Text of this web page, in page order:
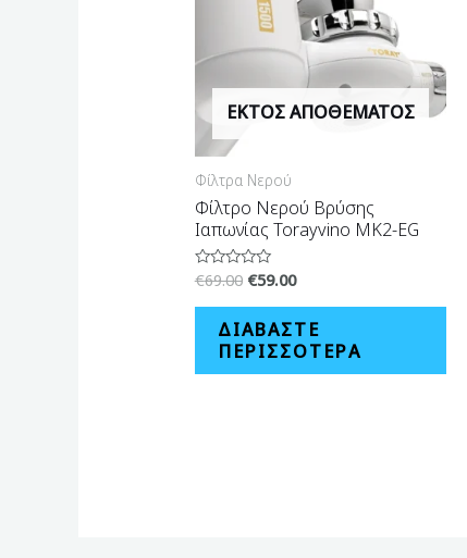
ΕΚΤΌΣ ΑΠΟΘΈΜΑΤΟΣ
Φίλτρα Νερού
Φίλτρο Νερού Βρύσης
Ιαπωνίας Torayvino MK2-EG
Βαθμολογήθηκε
0
€69.00 €59.00
ΔΙΑΒΆΣΤΕ
ΠΕΡΙΣΣΌΤΕΡΑ